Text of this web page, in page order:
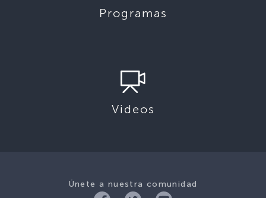
Programas
Videos
Únete a nuestra comunidad